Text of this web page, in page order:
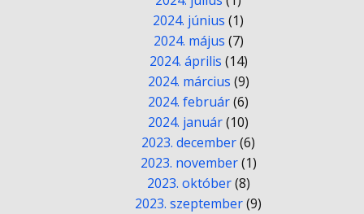
2024. június (1)
2024. május (7)
2024. április (14)
2024. március (9)
2024. február(6)
2024. január(10)
2023. december(6)
2023. november(1)
2023. október(8)
2023. szeptember(9)